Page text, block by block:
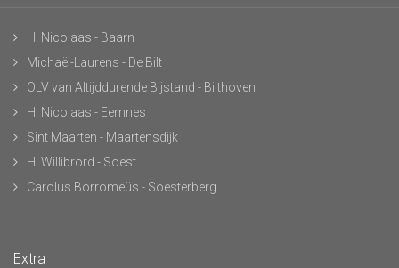
H. Nicolaas - Baarn
Michaël-Laurens - De Bilt
OLV van Altijddurende Bijstand - Bilthoven
H. Nicolaas - Eemnes
Sint Maarten - Maartensdijk
H. Willibrord - Soest
Carolus Borromeüs - Soesterberg
Extra